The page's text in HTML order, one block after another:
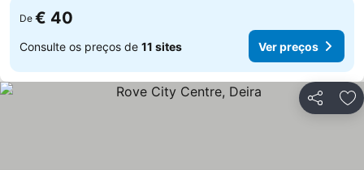
De € 40
Consulte os preços de 11 sites Ver preços
Partilhar